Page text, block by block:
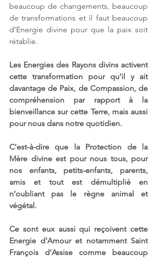
beaucoup de changements, beaucoup
de transformations et il faut beaucoup
d’Energie divine pour que la paix soit
rétablie.
Les Energies des Rayons divins activent
cette transformation pour qu’il y ait
davantage de Paix, de Compassion, de
compréhension par rapport à la
bienveillance sur cette Terre, mais aussi
pour nous dans notre quotidien.
C’est-à-dire que la Protection de la
Mère divine est pour nous tous, pour
nos enfants, petits-enfants, parents,
amis et tout est démultiplié en
n’oubliant pas le règne animal et
végétal.
Ce sont eux aussi qui reçoivent cette
Energie d’Amour et notamment Saint
François d’Assise comme beaucoup